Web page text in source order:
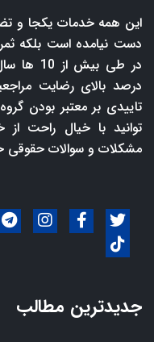
این همه خدمات یکجا و
دست نیامده است بلکه
در طی
درصد بالای رضایت
تاییدی بر معتبر بودن
توانید با خیال راحت
مشکلات و سوالات حقوقی
جدیدترین مطالب